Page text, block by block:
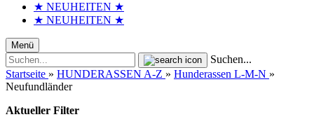
★ NEUHEITEN ★
★ NEUHEITEN ★
Menü
Suchen...
Startseite » HUNDERASSEN A-Z » Hunderassen L-M-N »
Neufundländer
Aktueller Filter